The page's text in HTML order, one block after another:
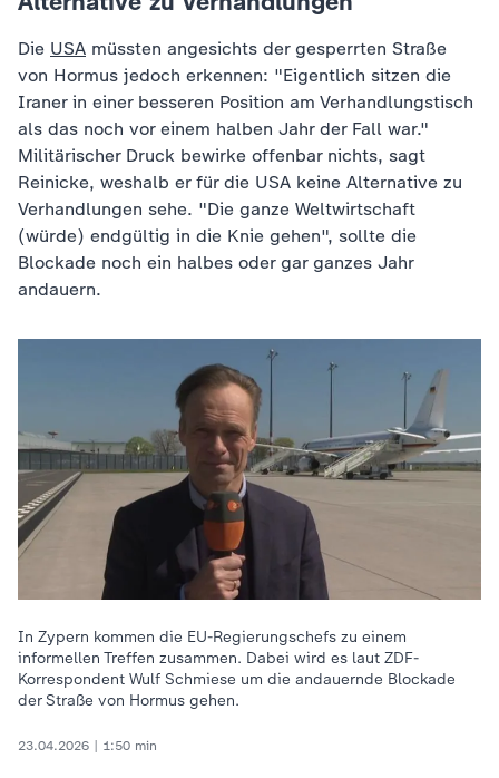
Die USA müssten angesichts der gesperrten Straße
von Hormus jedoch erkennen: "Eigentlich sitzen die
Iraner in einer besseren Position am Verhandlungstisch
als das noch vor einem halben Jahr der Fall war."
Militärischer Druck bewirke offenbar nichts, sagt
Reinicke, weshalb er für die USA keine Alternative zu
Verhandlungen sehe. "Die ganze Weltwirtschaft
(würde) endgültig in die Knie gehen", sollte die
Blockade noch ein halbes oder gar ganzes Jahr
andauern.
In Zypern kommen die EU-Regierungschefs zu einem
informellen Treffen zusammen. Dabei wird es laut ZDF-
Korrespondent Wulf Schmiese um die andauernde Blockade
der Straße von Hormus gehen.
23.04.2026 | 1:50 min